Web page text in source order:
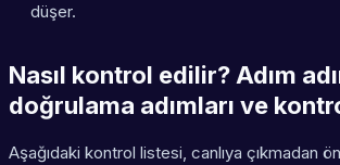
düşer.
Nasıl kontrol edilir? Adım
doğrulama adımları ve
Aşağıdaki kontrol listesi, canlıya çıkmadan